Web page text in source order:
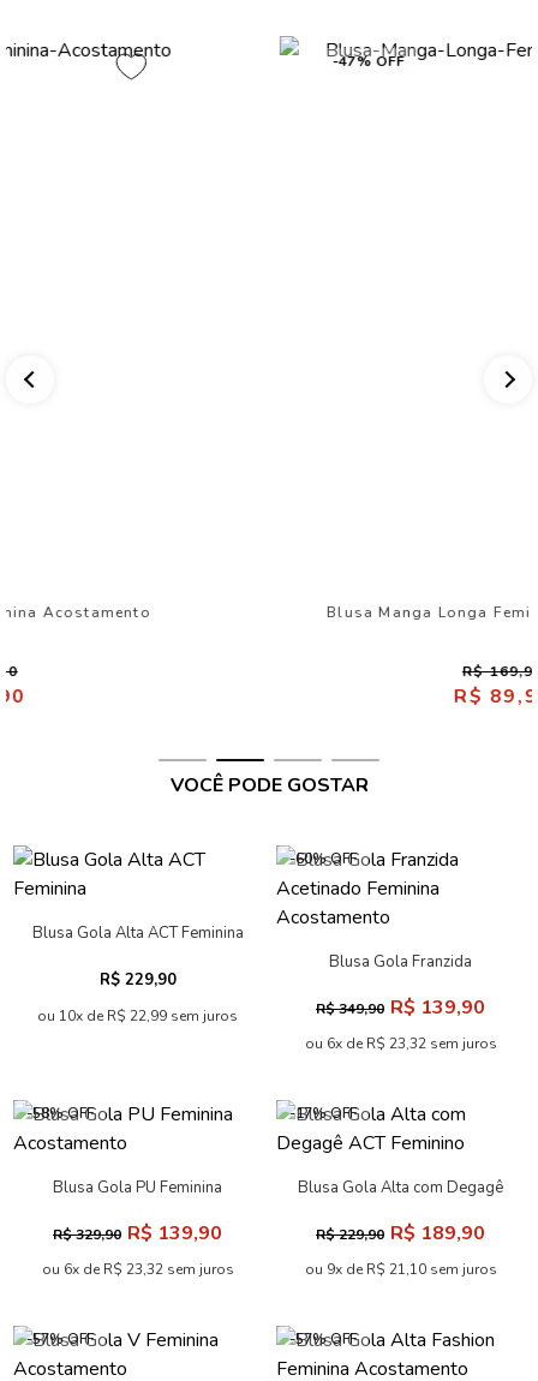
-56% OFF
Blusa Manga Única Feminina Acostamento
VOCÊ PODE GOSTAR
Blusa Gola Alta ACT Feminina
R$ 229,90
ou 10x de R$ 22,99 sem juros
-60% OFF
Blusa Gola Franzida
Acostamento
R$ 349,90 R$ 139,90
ou 6x de R$ 23,32 sem juros
-58% OFF
Blusa Gola PU Feminina
R$ 329,90 R$ 139,90
ou 6x de R$ 23,32 sem juros
-17% OFF
Blusa Gola Alta com Degagê
R$ 229,90 R$ 189,90
ou 9x de R$ 21,10 sem juros
-57% OFF -57% OFF